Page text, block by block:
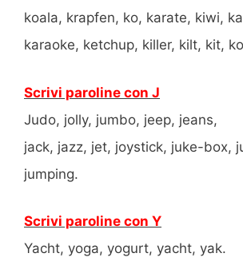
koala, krapfen, ko, karate, kiwi,
karaoke, ketchup, killer, kilt, kit,
Scrivi paroline con J
Judo, jolly, jumbo, jeep, jeans,
jack, jazz, jet, joystick, juke-box,
jumping.
Scrivi paroline con Y
Yacht, yoga, yogurt, yacht, yak.